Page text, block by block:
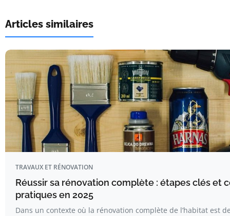
Articles similaires
TRAVAUX ET RÉNOVATION
Réussir sa rénovation complète : étapes clés et
pratiques en 2025
Dans un contexte où la rénovation complète de l’habitat est